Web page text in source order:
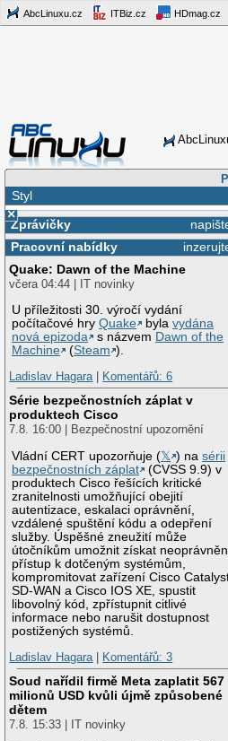
AbcLinuxu.cz ITBiz.cz HDmag.cz
Styl
×
Zprávičky
Pracovní nabídky
Quake: Dawn of the Machine
včera 04:44 | IT novinky
U příležitosti 30. výročí vydání
počítačové hryQuake bylavydána
nová epizoda
s názvem Dawn of the
Machine
(Steam ).
Ladislav Hagara| Komentářů: 6
Série bezpečnostních záplat v
produktech Cisco
7.8. 16:00 | Bezpečnostní upozornění
Vládní CERT upozorňuje (𝕏 ) nasérii
bezpečnostních záplat
(CVSS 9.9) v
produktech Cisco řešících kritické
zranitelnosti umožňující obejití
autentizace, eskalaci oprávnění,
vzdálené spuštění kódu a odepření
služby. Úspěšné zneužití může
útočníkům umožnit získat
přístup k dotčeným systémům,
kompromitovat zařízení Cisco
SD-WAN a Cisco IOS XE, spustit
libovolný kód, zpřístupnit citlivé
informace nebo narušit dostupnost
postižených systémů.
Ladislav Hagara| Komentářů: 3
Soud nařídil firmě Meta zaplatit 567
milionů USD kvůli újmě způsobené
dětem
7.8. 15:33 | IT novinky